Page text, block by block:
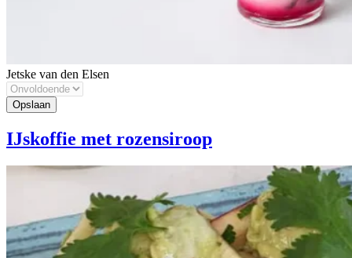
Jetske van den Elsen
IJskoffie met rozensiroop